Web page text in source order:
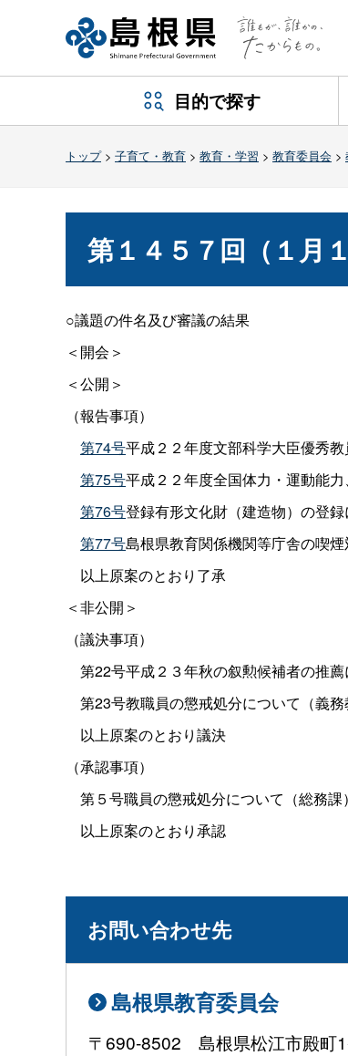
目的で探す
トップ> 子育て・教育 > 教育・学習 > 教育委員会 >
第１４５７回（１月
○議題の件名及び審議の結果
＜開会＞
＜公開＞
（報告事項）
第74号平成２２年度文部科学大臣優秀教
第75号平成２２年度全国体力・運動能
第76号登録有形文化財（建造物）の登録
第77号島根県教育関係機関等庁舎の喫煙
以上原案のとおり了承
＜非公開＞
（議決事項）
第22号平成２３年秋の叙勲候補者の推薦
第23号教職員の懲戒処分について（義務
以上原案のとおり議決
（承認事項）
第５号職員の懲戒処分について（総務課）
以上原案のとおり承認
お問い合わせ先
島根県教育委員会
〒690-8502 島根県松江市殿町